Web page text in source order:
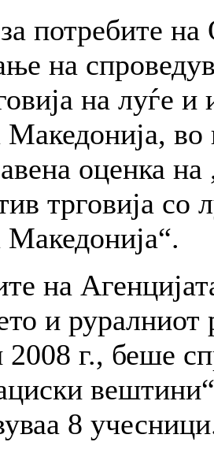
потребите
на
на луѓе и
Македонија,
оценка
трговија со
Македонија“.
на
и
г., беше
8